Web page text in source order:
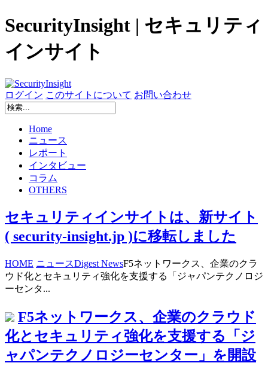
SecurityInsight | セキュリティ
インサイト
ログイン このサイトについて お問い合わせ
Home
ニュース
レポート
インタビュー
コラム
OTHERS
セキュリティインサイトは、新サイト
( security-insight.jp )に移転しました
HOME ニュースDigest NewsF5ネットワークス、企業のクラ
ウド化とセキュリティ強化を支援する「ジャパンテクノロジ
ーセンタ...
F5ネットワークス、企業のクラウド
化とセキュリティ強化を支援する「ジ
ャパンテクノロジーセンター」を開設